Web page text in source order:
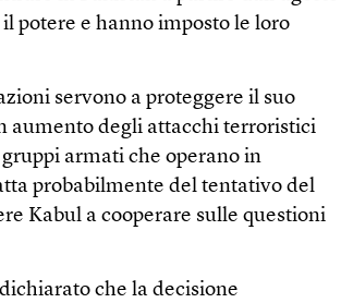
potere e hanno imposto le loro
servono a proteggere il suo
aumento degli attacchi terroristici
armati che operano in
probabilmente del tentativo del
Kabul a cooperare sulle questioni
che la decisione